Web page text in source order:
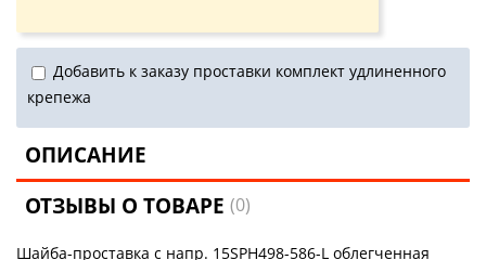
Добавить к заказу проставки комплект удлиненного
крепежа
ОПИСАНИЕ
ОТЗЫВЫ О ТОВАРЕ(0)
Шайба-проставка с напр. 15SPH498-586-L облегченная